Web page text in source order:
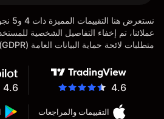
عملائنا، تم إخفاء التفاصيل الشخصية
متطلبات لائحة حماية البيانات العامة (GDPR)
4.6
التقييمات والمراجعات
4.6